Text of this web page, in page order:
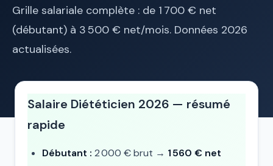
Grille salariale complète : de 1 700 € net
(débutant) à 3 500 € net/mois. Données 2026
actualisées.
Salaire Diététicien 2026 — résumé
rapide
Débutant : 2 000 € brut → 1 560 € net